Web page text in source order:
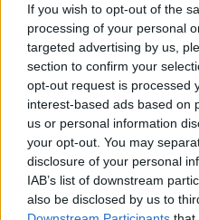
If you wish to opt-out of the
processing of your personal
targeted advertising by us,
section to confirm your
opt-out request is processed
interest-based ads based on
us or personal information
your opt-out. You may
disclosure of your personal
IAB’s list of downstream
also be disclosed by us to
φυσιολογικό,
πρέπει να ανέβουμε
ξέρουμε όμως κάτω
πρόβλημα. Άρα, οι
Κατευθυντήριες
να αναπληρώσουμε
ξέρουμε ότι έχουν
εκτιμούμε ότι
να είναι